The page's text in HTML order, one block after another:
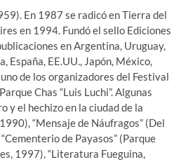
En 1987 se radicó en Tierra del
en 1994. Fundó el sello Ediciones
en Argentina, Uruguay,
España, EE.UU., Japón, México,
de los organizadores del Festival
Chas “Luis Luchi”. Algunas
y el hechizo en la ciudad de la
“Mensaje de Náufragos” (Del
de Payasos” (Parque
1997), “Literatura Fueguina,